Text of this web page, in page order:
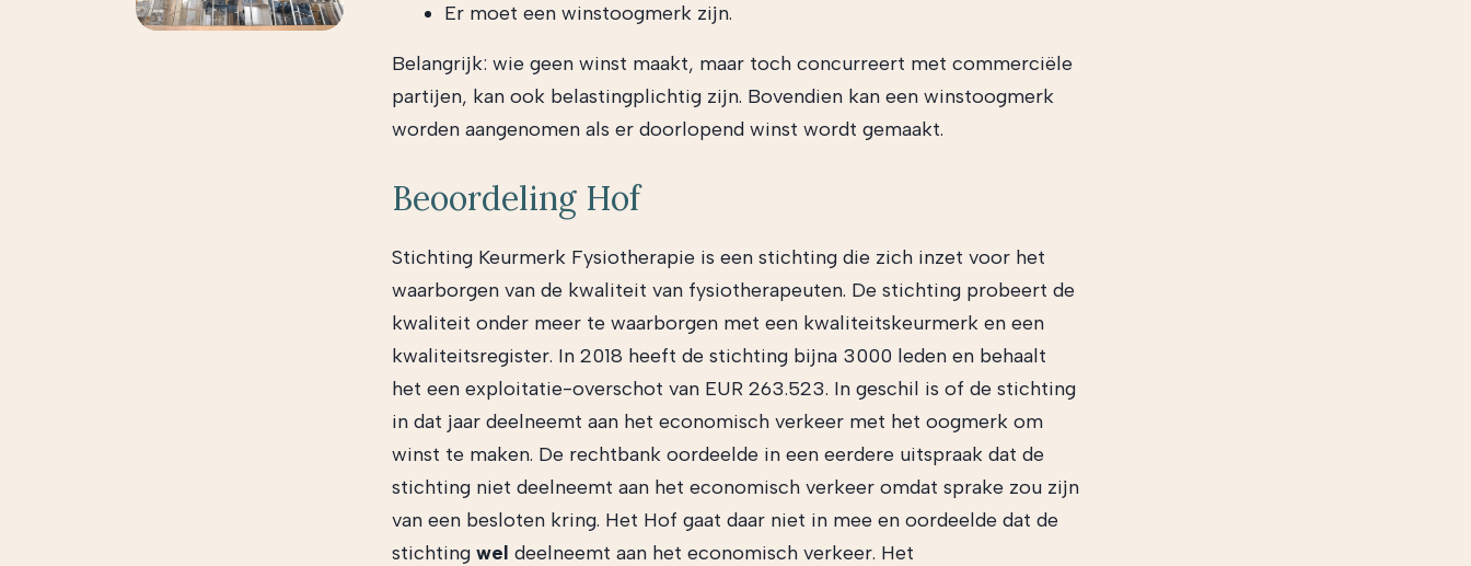
Er moet een winstoogmerk zijn.
Belangrijk: wie geen winst maakt, maar toch concurreert met commerciële
partijen, kan ook belastingplichtig zijn. Bovendien kan een winstoogmerk
worden aangenomen als er doorlopend winst wordt gemaakt.
Beoordeling Hof
Stichting Keurmerk Fysiotherapie is een stichting die zich inzet voor het
waarborgen van de kwaliteit van fysiotherapeuten. De stichting probeert de
kwaliteit onder meer te waarborgen met een kwaliteitskeurmerk en een
kwaliteitsregister. In 2018 heeft de stichting bijna 3000 leden en behaalt
het een exploitatie-overschot van EUR 263.523. In geschil is of de stichting
in dat jaar deelneemt aan het economisch verkeer met het oogmerk om
winst te maken. De rechtbank oordeelde in een eerdere uitspraak dat de
stichting niet deelneemt aan het economisch verkeer omdat sprake zou zijn
van een besloten kring. Het Hof gaat daar niet in mee en oordeelde dat de
stichting wel deelneemt aan het economisch verkeer. Het